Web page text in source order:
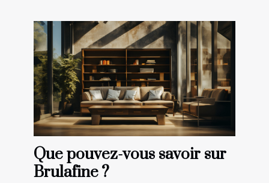
Que pouvez-vous savoir sur
Brulafine ?